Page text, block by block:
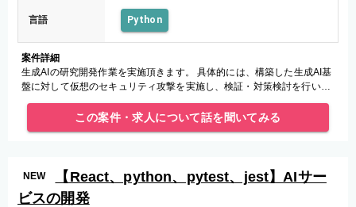
言語 Python
案件詳細
生成AIの研究開発作業を実施頂きます。 具体的には、構築した生成AI基
盤に対して仮想のセキュリティ攻撃を実施し、検証・対策検討を行いま
す。
この案件・求人について話を聞いてみる
NEW
【React、python、pytest、jest】AIサー
ビスの開発